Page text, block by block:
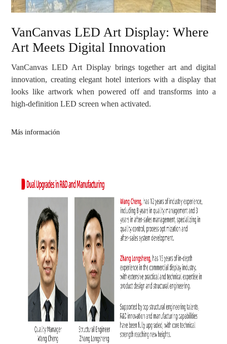
VanCanvas LED Art Display: Where
Art Meets Digital Innovation
VanCanvas LED Art Display brings together art and digital
innovation, creating elegant hotel interiors with a display that
looks like artwork when powered off and transforms into a
high-definition LED screen when activated.
Más información